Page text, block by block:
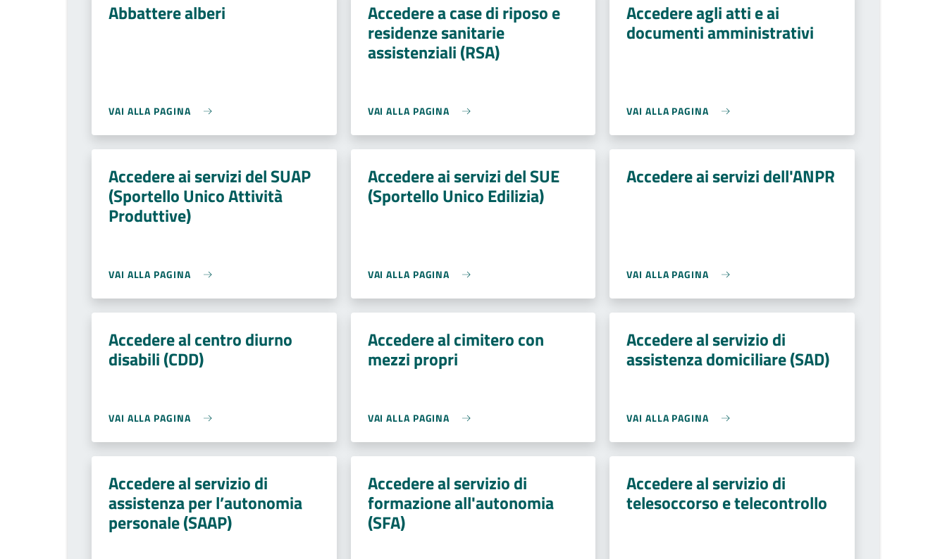
Abbattere alberi
VAI ALLA PAGINA
Accedere a case di riposo e
residenze sanitarie
assistenziali (RSA)
VAI ALLA PAGINA
Accedere agli atti e ai
documenti amministrativi
VAI ALLA PAGINA
Accedere ai servizi del SUAP
(Sportello Unico Attività
Produttive)
VAI ALLA PAGINA
Accedere ai servizi del SUE
(Sportello Unico Edilizia)
VAI ALLA PAGINA
Accedere ai servizi dell'ANPR
VAI ALLA PAGINA
Accedere al centro diurno
disabili (CDD)
VAI ALLA PAGINA
Accedere al cimitero con
mezzi propri
VAI ALLA PAGINA
Accedere al servizio di
assistenza domiciliare (SAD)
VAI ALLA PAGINA
Accedere al servizio di
assistenza per l’autonomia
personale (SAAP)
Accedere al servizio di
formazione all'autonomia
(SFA)
Accedere al servizio di
telesoccorso e telecontrollo